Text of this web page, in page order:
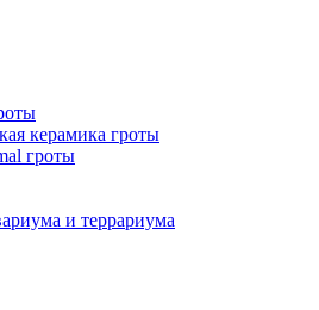
керамика гроты
гроты
и террариума